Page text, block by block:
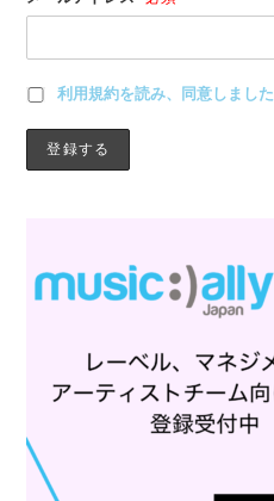
利用規約を読み、同意しました